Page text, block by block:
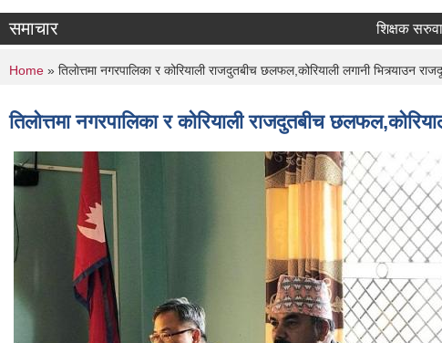
समाचार शिक्षक सरुवा
You are here
Home » तिलाेत्तमा नगरपालिका र कोरियाली राजदुतबीच छलफल,कोरियाली लगानी भित्र्याउन
तिलाेत्तमा नगरपालिका र कोरियाली राजदुतबीच